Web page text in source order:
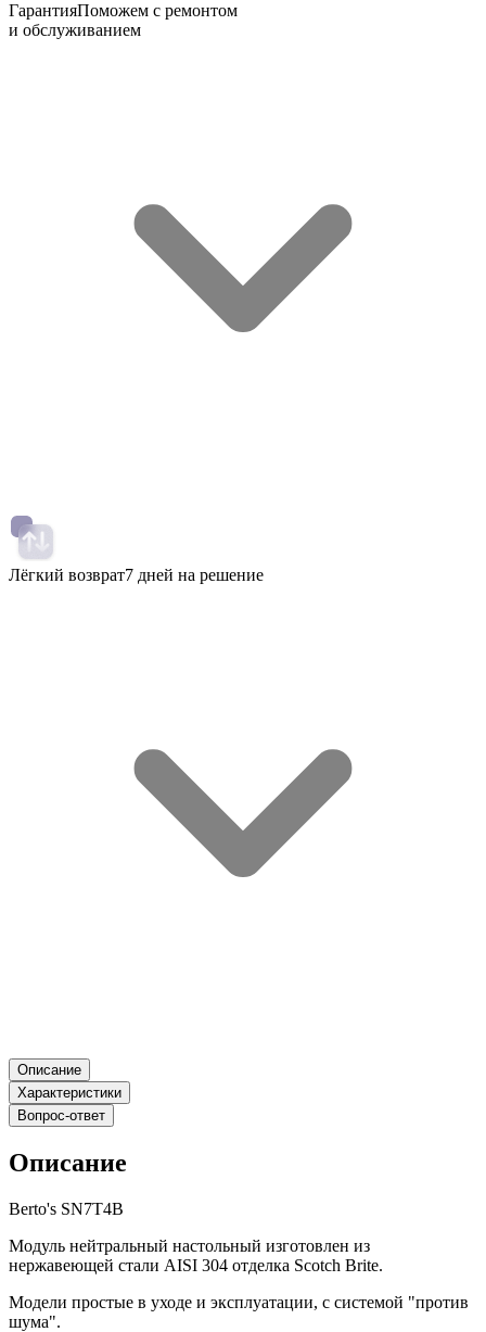
ГарантияПоможем с ремонтом
и обслуживанием
Лёгкий возврат7 дней на решение
Описание
Характеристики
Вопрос-ответ
Описание
Berto's SN7T4B
Модуль нейтральный настольный изготовлен из
нержавеющей стали AISI 304 отделка Scotch Brite.
Модели простые в уходе и эксплуатации, с системой "против
шума".